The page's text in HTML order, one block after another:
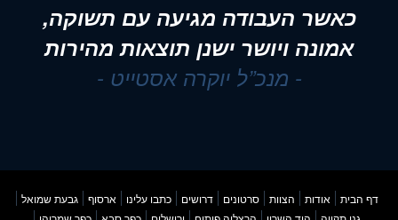
כאשר העבודה מגיעה עם תשוקה,
אמונה ויושר ישנן תוצאות מהירות
- מנכ”ל יוקרה אסטייט -
דף הבית אודות הצוות סרטונים דרושים כתבו עלינו ארסוף
גבעת שמואל